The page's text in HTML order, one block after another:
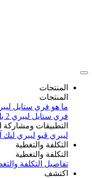
المنتجات
المنتجات
ما هو فري ستايل
فري ستايل ليبري 2 بلس​
التطبيقات ومشاركة
ليبري ڤيو ليبري لنك
التكلفة والتغطية
التكلفة والتغطية
تفاصيل التكلفة
اكتشف​